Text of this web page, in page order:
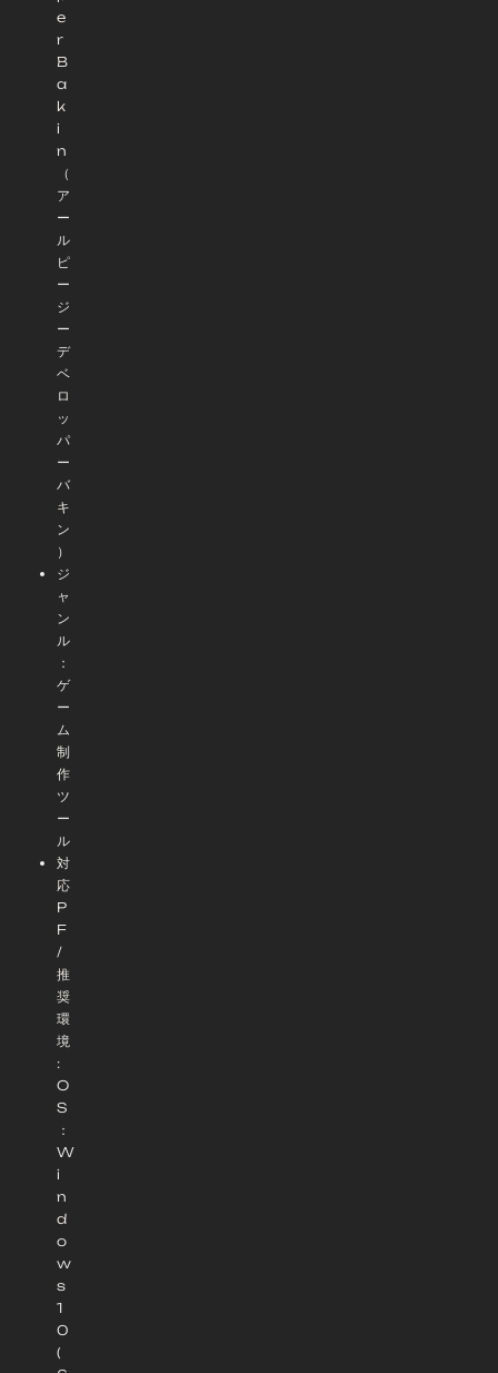
e
r
B
a
k
i
n
（
ア
ー
ル
ピ
ー
ジ
ー
デ
ベ
ロ
ッ
パ
ー
バ
キ
ン
）
ジ
ャ
ン
ル
：
ゲ
ー
ム
制
作
ツ
ー
ル
対
応
P
F
/
推
奨
環
境
:
O
S
：
W
i
n
d
o
w
s
1
0
(